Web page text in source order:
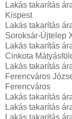
Lakás takarítás
Kispest
Lakás takarítás
Soroksár-Újtelep
Lakás takarítás
Cinkota
Lakás takarítás
Ferencváros
Ferencváros
Lakás takarítás
Lakás takarítás
Lakás takarítás